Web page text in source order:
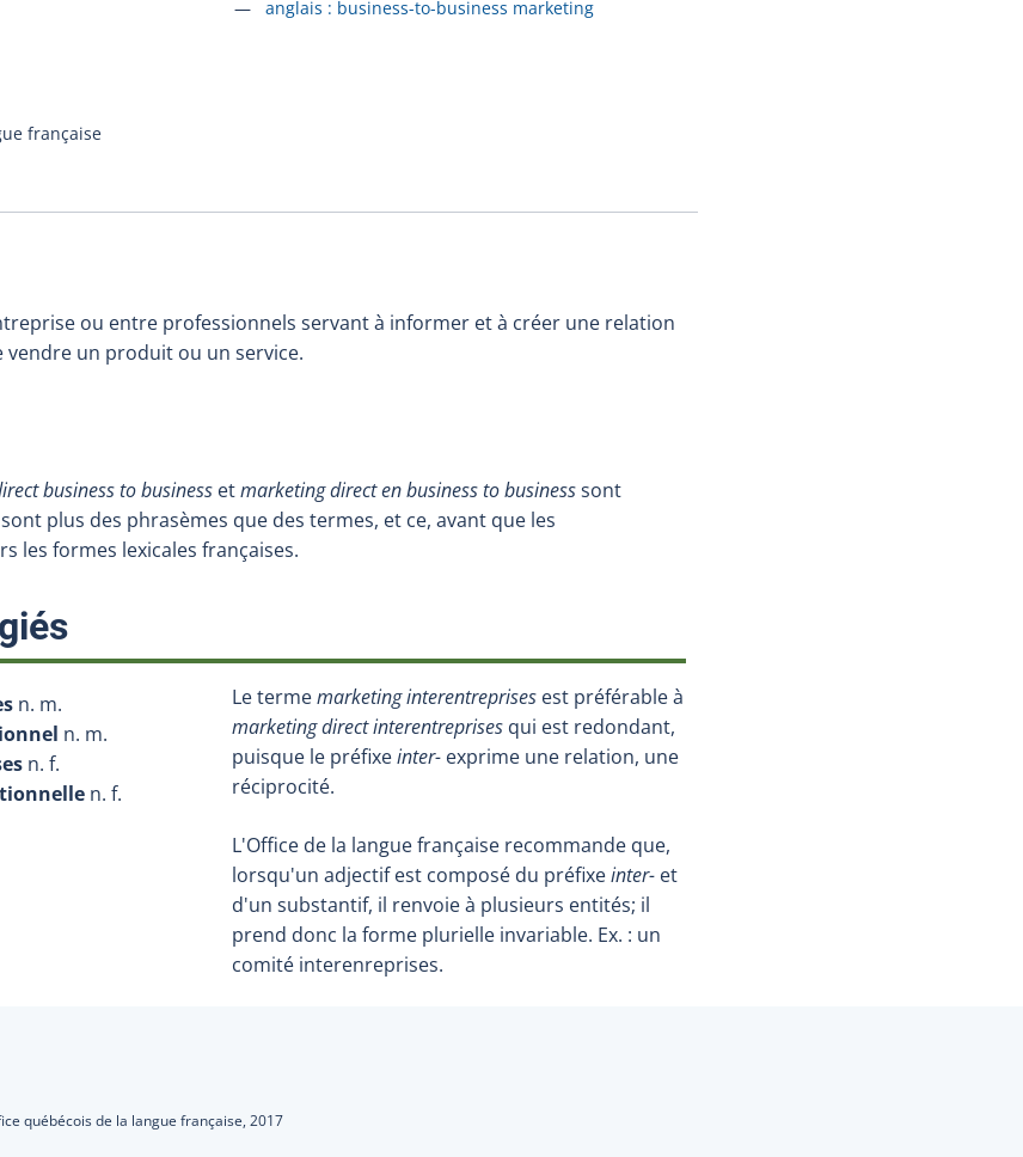
française
Accéder à la fiche en
anglais : business-to-business marketing
ou entre professionnels servant à informer et à créer une relation
vendre un produit ou un service.
business to business etmarketing direct en business to businesssont
plus des phrasèmes que des termes, et ce, avant que les
les formes lexicales françaises.
:
n. m.
n. m.
n. f.
n. f.
Le termemarketing interentreprises est préférable à
marketing direct interentreprises qui est redondant,
puisque le préfixeinter- exprime une relation, une
réciprocité.
L'Office de la langue française recommande que,
lorsqu'un adjectif est composé du préfixeinter- et
d'un substantif, il renvoie à plusieurs entités; il
prend donc la forme plurielle invariable. Ex. : un
comité interenreprises.
québécois de la langue française, 2017